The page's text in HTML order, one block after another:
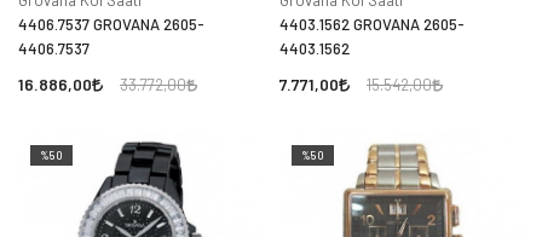
4406.7537 GROVANA 2605-
4406.7537
16.886,00 33.772,00
4403.1562 GROVANA 2605-
4403.1562
7.771,00 15.542,00
%50 %50